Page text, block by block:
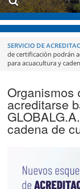
SERVICIO DE
de certificación podrán
para acuacultura y
Organismos
acreditarse
cadena de